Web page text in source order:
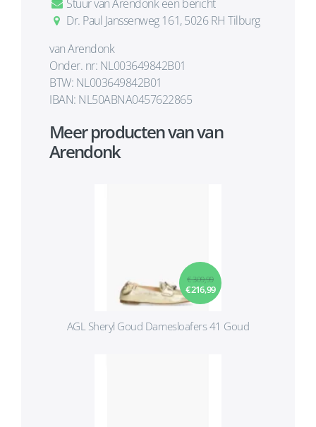
Stuur van Arendonk een bericht
Dr. Paul Janssenweg 161, 5026 RH Tilburg
van Arendonk
Onder. nr: NL003649842B01
BTW: NL003649842B01
IBAN: NL50ABNA0457622865
Meer producten van van
Arendonk
€ 309,99
€ 216,99
AGL Sheryl Goud Damesloafers 41 Goud